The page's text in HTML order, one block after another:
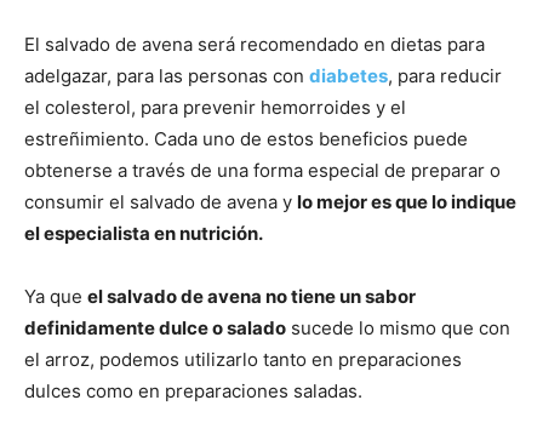
El salvado de avena será recomendado en dietas para
adelgazar, para las personas con diabetes, para reducir
el colesterol, para prevenir hemorroides y el
estreñimiento. Cada uno de estos beneficios puede
obtenerse a través de una forma especial de preparar o
consumir el salvado de avena y lo mejor es que lo indique
el especialista en nutrición.
Ya que el salvado de avena no tiene un sabor
definidamente dulce o salado sucede lo mismo que con
el arroz, podemos utilizarlo tanto en preparaciones
dulces como en preparaciones saladas.